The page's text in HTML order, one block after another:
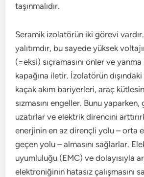
taşınmalıdır.
Seramik izolatörün iki görevi
yalıtımdır, bu sayede yüksek
(=eksi) sıçramasını önler ve yanma
kapağına iletir. İzolatörün
kaçak akım bariyerleri, araç
sızmasını engeller. Bunu
uzatırlar ve elektrik direncini
enerjinin en az dirençli yolu – orta
geçen yolu – almasını sağlarlar.
uyumluluğu (EMC) ve dolayısıyla
elektroniğinin hatasız çalışmasını